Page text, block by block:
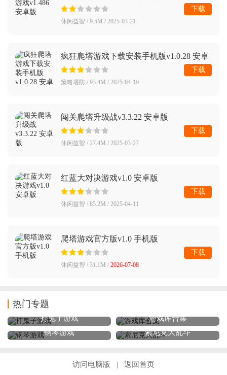
休闲益智 / 9.5M / 2025-03-21
下载
疯狂爬塔游戏下载安装手机版v1.0.28 安卓
版
策略塔防 / 93.4M / 2025-04-19
下载
闯关爬塔升级战v3.3.22 安卓版
休闲益智 / 27.4M / 2025-03-27
下载
红蓝大对决游戏v1.0 安卓版
休闲益智 / 85.2M / 2025-04-11
下载
爬塔游戏官方版v1.0 手机版
休闲益智 / 31.1M / 2026-07-08
下载
热门专题
打鬼子游戏
游戏库合集
钢琴游戏
索尼克大乱斗
访问电脑版 返回首页